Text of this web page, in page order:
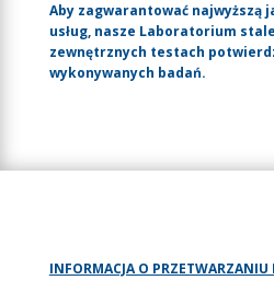
Aby zagwarantować najwyższą
usług, nasze Laboratorium
zewnętrznych testach
wykonywanych badań.
INFORMACJA O